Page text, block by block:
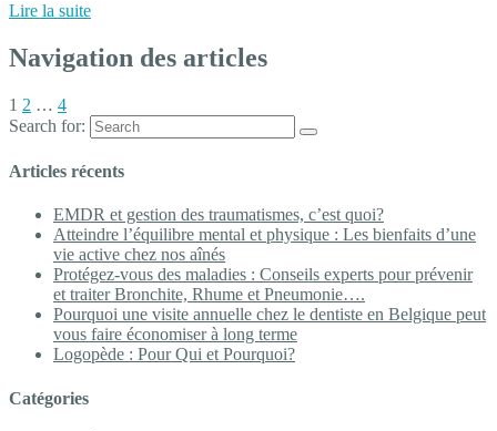
Lire la suite
Navigation des articles
1 2 … 4
Search for:
Articles récents
EMDR et gestion des traumatismes, c’est quoi?
Atteindre l’équilibre mental et physique : Les bienfaits d’une
vie active chez nos aînés
Protégez-vous des maladies : Conseils experts pour prévenir
et traiter Bronchite, Rhume et Pneumonie….
Pourquoi une visite annuelle chez le dentiste en Belgique peut
vous faire économiser à long terme
Logopède : Pour Qui et Pourquoi?
Catégories